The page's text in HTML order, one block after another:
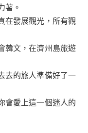
著。
在發展觀光，所有觀
韓文，在濟州島旅遊
去的旅人準備好了一
會愛上這一個迷人的